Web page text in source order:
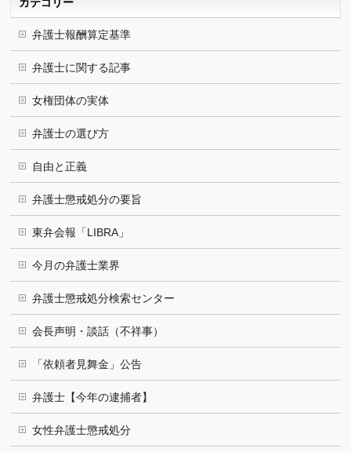
カテゴリー
弁護士報酬算定基準
弁護士に関する記事
女権団体の実体
弁護士の選び方
自由と正義
弁護士懲戒処分の要旨
東弁会報「LIBRA」
今月の弁護士業界
弁護士懲戒処分検索センター
会長声明・談話（不祥事）
「依頼者見舞金」公告
弁護士【今年の逮捕者】
女性弁護士懲戒処分